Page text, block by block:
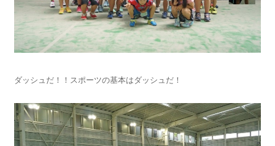
ダッシュだ！！スポーツの基本はダッシュだ！